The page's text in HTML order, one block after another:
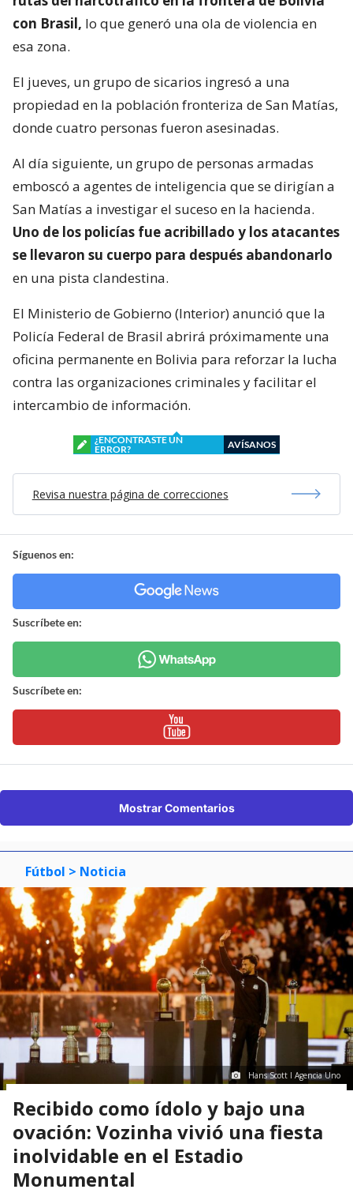
con Brasil, lo que generó una ola de violencia en
esa zona.
El jueves, un grupo de sicarios ingresó a una
propiedad en la población fronteriza de San Matías,
donde cuatro personas fueron asesinadas.
Al día siguiente, un grupo de personas armadas
emboscó a agentes de inteligencia que se dirigían a
San Matías a investigar el suceso en la hacienda.
Uno de los policías fue acribillado y los atacantes
se llevaron su cuerpo para después abandonarlo
en una pista clandestina.
El Ministerio de Gobierno (Interior) anunció que la
Policía Federal de Brasil abrirá próximamente una
oficina permanente en Bolivia para reforzar la lucha
contra las organizaciones criminales y facilitar el
intercambio de información.
¿ENCONTRASTE UN
ERROR?
AVÍSANOS
Revisa nuestra página de correcciones
Síguenos en:
Suscríbete en:
Suscríbete en:
Mostrar Comentarios
Fútbol > Noticia
Hans Scott I Agencia Uno
Recibido como ídolo y bajo una
ovación: Vozinha vivió una fiesta
inolvidable en el Estadio
Monumental